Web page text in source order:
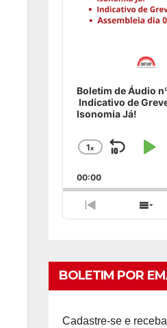
Boletim de Áudio
Indicativo de
Isonomia Já!
Change
Rate
1x
Skip
00:00
Previous
Episode
BOLETIM POR
Cadastre-se e